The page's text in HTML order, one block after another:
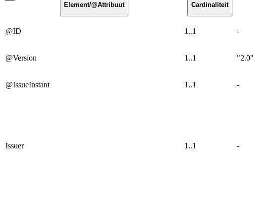
Element/@Attribuut Cardinaliteit
@ID 1..1 -
@Version 1..1 "2.0"
@IssueInstant 1..1 -
Issuer 1..1 -